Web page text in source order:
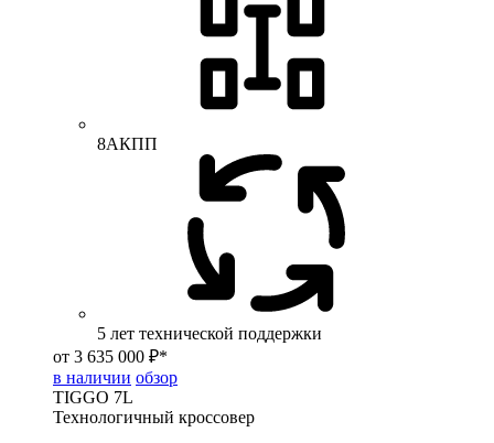
8АКПП
5 лет технической поддержки
от 3 635 000 ₽*
в наличии обзор
TIGGO 7L
Технологичный кроссовер